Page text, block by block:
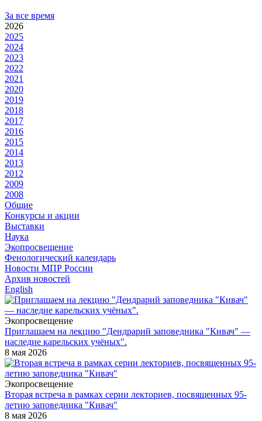
За все время
2026
2025
2024
2023
2022
2021
2020
2019
2018
2017
2016
2015
2014
2013
2012
2009
2008
Общие
Конкурсы и акции
Выставки
Наука
Экопросвещение
Фенологический календарь
Новости МПР России
Архив новостей
English
Экопросвещение
Приглашаем на лекцию "Дендрарий заповедника "Кивач" —
наследие карельских учёных".
8 мая 2026
Экопросвещение
Вторая встреча в рамках серии лекториев, посвященных 95-
летию заповедника "Кивач"
8 мая 2026